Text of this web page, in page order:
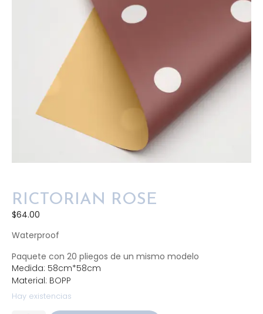
RICTORIAN ROSE
$64.00
Waterproof
Paquete con 20 pliegos de un mismo modelo
Medida: 58cm*58cm
Material: BOPP
Hay existencias